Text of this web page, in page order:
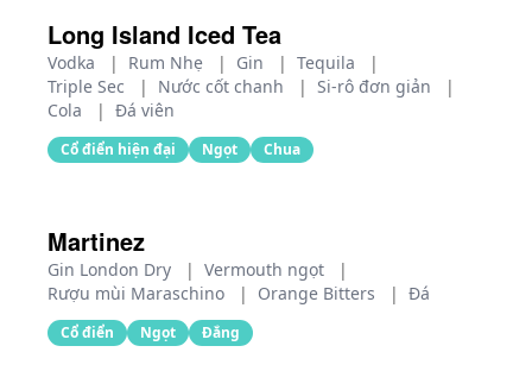
Long Island Iced Tea
Vodka | Rum Nhẹ | Gin | Tequila
|
Triple Sec
| Nước cốt chanh | Si-rô đơn giản
|
Cola
| Đá viên
Cổ điển hiện đại Ngọt Chua
Martinez
Gin London Dry | Vermouth ngọt
|
Rượu mùi Maraschino
| Orange Bitters | Đá
Cổ điển Ngọt Đắng